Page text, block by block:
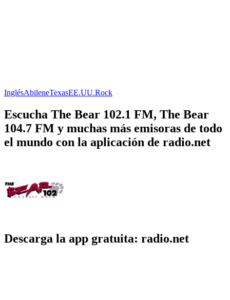
InglésAbileneTexasEE.UU.Rock
Escucha The Bear 102.1 FM, The Bear
104.7 FM y muchas más emisoras de todo
el mundo con la aplicación de radio.net
Descarga la app gratuita: radio.net